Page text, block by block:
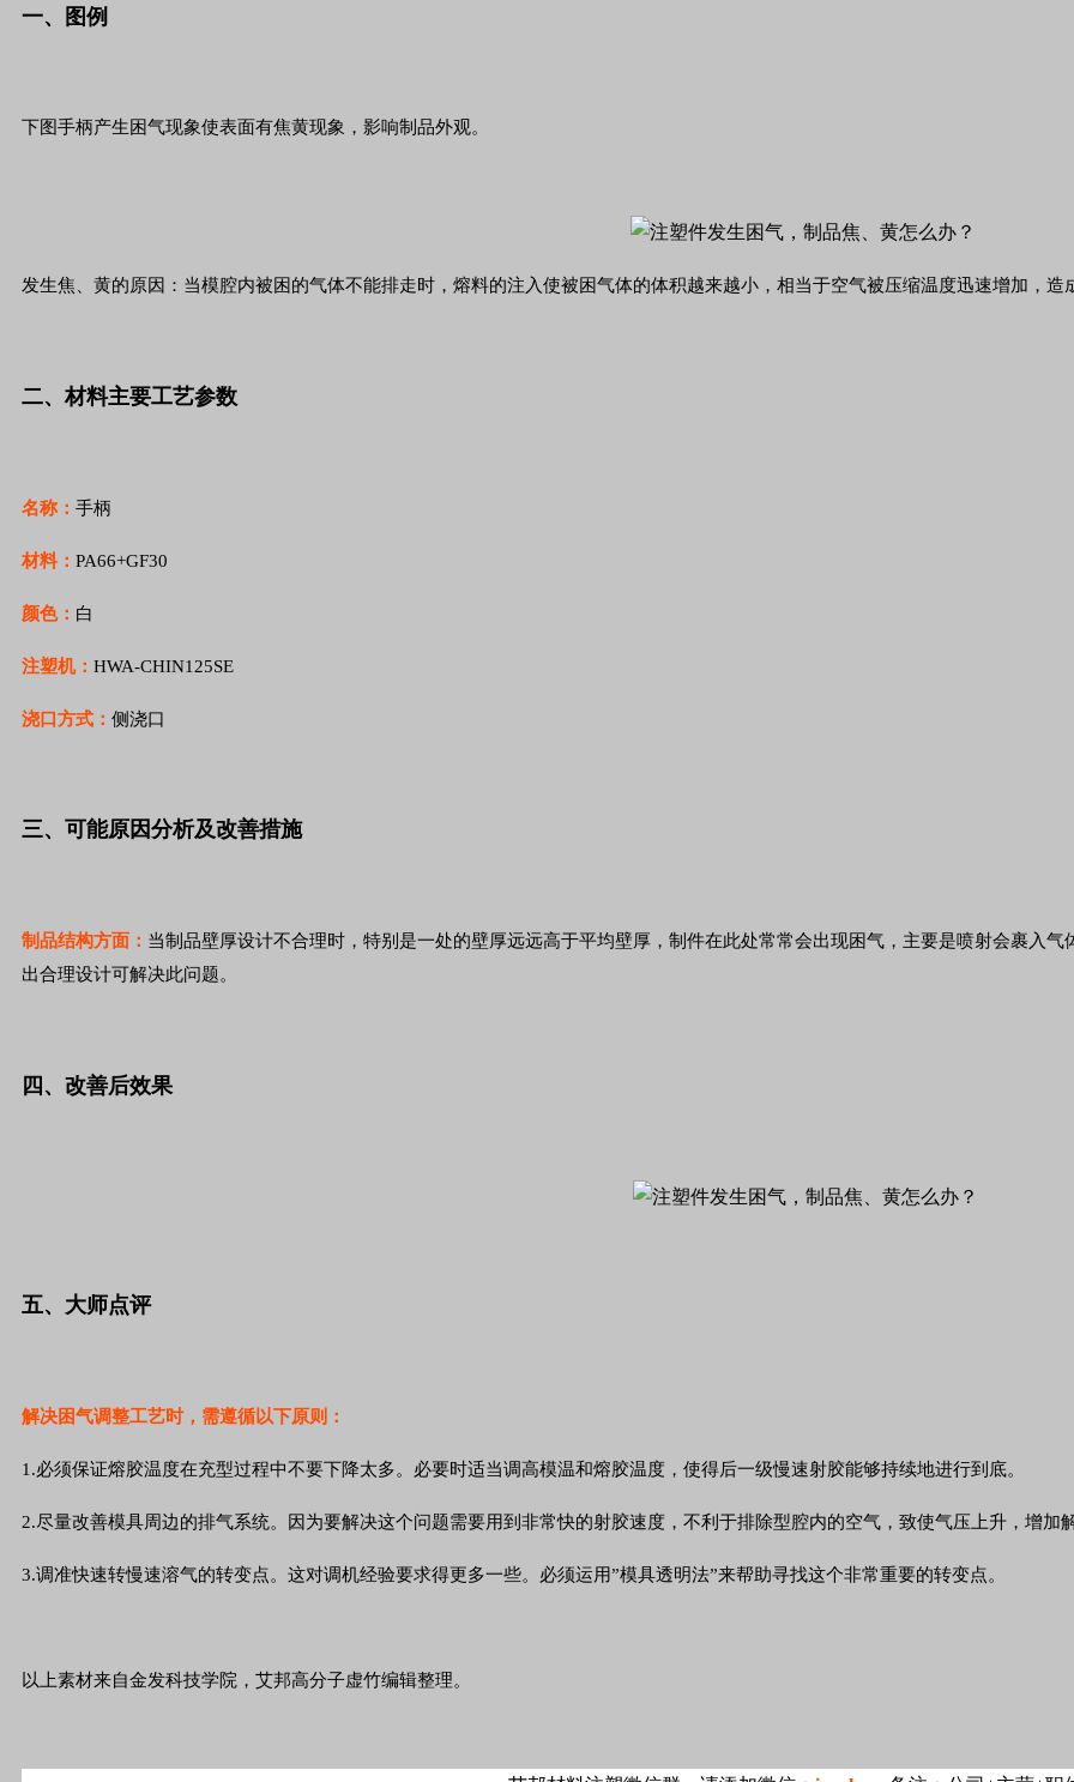
一、图例
下图手柄产生困气现象使表面有焦黄现象，影响制品外观。
发生焦、黄的原因：当模腔内被困的气体不能排走时，熔料的注入使被困气体的体积越来越小，相当于空气被压缩温度迅速增加，造
二、材料主要工艺参数
名称： 手柄
材料： PA66+GF30
颜色： 白
注塑机： HWA-CHIN125SE
浇口方式： 侧浇口
三、可能原因分析及改善措施
制品结构方面： 当制品壁厚设计不合理时，特别是一处的壁厚远远高于平均壁厚，制件在此处常常会出现困气，主要是喷射会裹入
出合理设计可解决此问题。
四、改善后效果
五、大师点评
解决困气调整工艺时，需遵循以下原则：
1.必须保证熔胶温度在充型过程中不要下降太多。必要时适当调高模温和熔胶温度，使得后一级慢速射胶能够持续地进行到底。
2.尽量改善模具周边的排气系统。因为要解决这个问题需要用到非常快的射胶速度，不利于排除型腔内的空气，致使气压上升，增加
3.调准快速转慢速溶气的转变点。这对调机经验要求得更多一些。必须运用”模具透明法”来帮助寻找这个非常重要的转变点。
以上素材来自金发科技学院，艾邦高分子虚竹编辑整理。